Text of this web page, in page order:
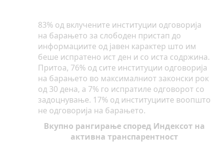
83% од вклучените институции одговорија
на барањето за слободен пристап до
информациите од јавен карактер што им
беше испратено ист ден и со иста содржина.
Притоа, 76% од сите институции одговорија
на барањето во максималниот законски рок
од 30 дена, а 7% го испратиле одговорот со
задоцнување. 17% од институциите воопшто
не одговорија на барањето.
Вкупно рангирање според Индексот на
активна транспарентност